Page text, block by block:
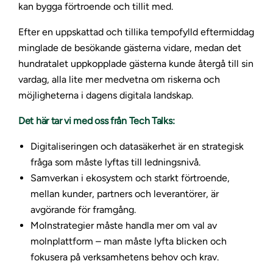
kan bygga förtroende och tillit med.
Efter en uppskattad och tillika tempofylld eftermiddag
minglade de besökande gästerna vidare, medan det
hundratalet uppkopplade gästerna kunde återgå till sin
vardag, alla lite mer medvetna om riskerna och
möjligheterna i dagens digitala landskap.
Det här tar vi med oss från Tech Talks:
Digitaliseringen och datasäkerhet är en strategisk
fråga som måste lyftas till ledningsnivå.
Samverkan i ekosystem och starkt förtroende,
mellan kunder, partners och leverantörer, är
avgörande för framgång.
Molnstrategier måste handla mer om val av
molnplattform – man måste lyfta blicken och
fokusera på verksamhetens behov och krav.